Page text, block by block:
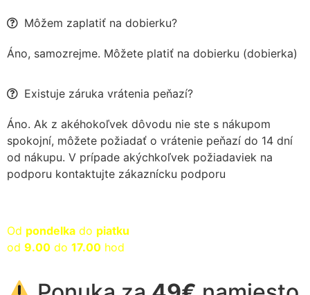
Môžem zaplatiť na dobierku?
Áno, samozrejme. Môžete platiť na dobierku (dobierka)
Existuje záruka vrátenia peňazí?
Áno. Ak z akéhokoľvek dôvodu nie ste s nákupom
spokojní, môžete požiadať o vrátenie peňazí do 14 dní
od nákupu. V prípade akýchkoľvek požiadaviek na
podporu kontaktujte zákaznícku podporu
Od pondelka do piatku
od 9.00 do 17.00 hod